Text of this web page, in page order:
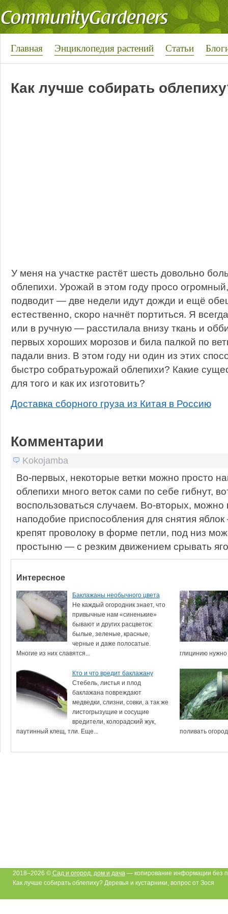
Главная Энциклопедия растений Статьи
Как лучше собирать
У меня на участке растёт шесть довольно
облепихи. Урожай в этом году просо
подводит — две недели идут дожди и ещё
естественно, скоро начнёт портиться. Я
или в ручную — расстилала внизу ткань и
первых хороших морозов и била палкой по
падали вниз. В этом году ни один из этих
быстро собратьурожай облепихи? Какие
для того и как их изготовить?
Доставка сборного груза из Китая в Россию
Комментарии
Kokojamba
Во-первых, некоторые ветки можно просто
облепихи много веток сами по себе гибнут,
воспользоваться случаем. Во-вторых, можно
наподобие приспособления для снятия
крепят проволоку в форме петли, под низ
простыню — с резким движением срывать
Интересное
Баклажаны необычного цвета
Не каждый огородник знает, что
привычные нам «синенькие»
бывают и других расцветок:
былые, зеленые, красные,
черные и даже полосатые.
Многие из них славятся...
глицинию нужно
Кто и что вредит баклажану
Стебель, листья и плод
баклажана повреждают
медведки, слизни, совки, а так же
листогрызущие и сосущие
вредители, колорадский жук,
паутинный клещ, тли. Еще...
поливать
2018–2026 © Сад и огород, дом и дача— копирование информации без
Как лучше собирать облепиху? Деревья и кустарники, вопрос от Зося